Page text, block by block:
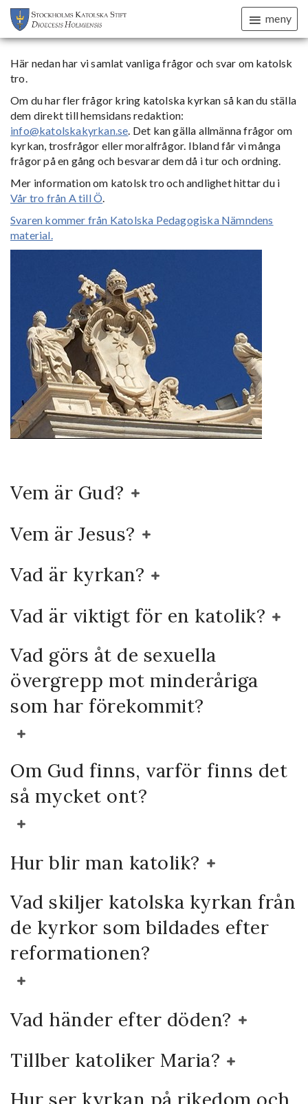
meny
Här nedan har vi samlat vanliga frågor och svar om katolsk
tro.
Om du har fler frågor kring katolska kyrkan så kan du ställa
dem direkt till hemsidans redaktion:
info@katolskakyrkan.se. Det kan gälla allmänna frågor om
kyrkan, trosfrågor eller moralfrågor. Ibland får vi många
frågor på en gång och besvarar dem då i tur och ordning.
Mer information om katolsk tro och andlighet hittar du i
Vår tro från A till Ö.
Svaren kommer från Katolska Pedagogiska Nämndens
material.
Vem är Gud?
Vem är Jesus?
Vad är kyrkan?
Vad är viktigt för en katolik?
Vad görs åt de sexuella
övergrepp mot minderåriga
som har förekommit?
Om Gud finns, varför finns det
så mycket ont?
Hur blir man katolik?
Vad skiljer katolska kyrkan från
de kyrkor som bildades efter
reformationen?
Vad händer efter döden?
Tillber katoliker Maria?